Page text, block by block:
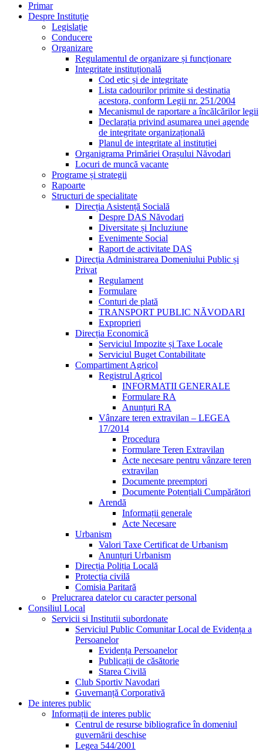
Primar
Despre Instituție
Legislație
Conducere
Organizare
Regulamentul de organizare și funcționare
Integritate instituțională
Cod etic și de integritate
Lista cadourilor primite si destinatia
acestora, conform Legii nr. 251/2004
Mecanismul de raportare a încălcărilor legii
Declarația privind asumarea unei agende
de integritate organizațională
Planul de integritate al instituției
Organigrama Primăriei Orașului Năvodari
Locuri de muncă vacante
Programe și strategii
Rapoarte
Structuri de specialitate
Direcția Asistență Socială
Despre DAS Năvodari
Diversitate și Incluziune
Evenimente Social
Raport de activitate DAS
Direcția Administrarea Domeniului Public și
Privat
Regulament
Formulare
Conturi de plată
TRANSPORT PUBLIC NĂVODARI
Exproprieri
Direcția Economică
Serviciul Impozite și Taxe Locale
Serviciul Buget Contabilitate
Compartiment Agricol
Registrul Agricol
INFORMATII GENERALE
Formulare RA
Anunțuri RA
Vânzare teren extravilan – LEGEA
17/2014
Procedura
Formulare Teren Extravilan
Acte necesare pentru vânzare teren
extravilan
Documente preemptori
Documente Potențiali Cumpărători
Arendă
Informații generale
Acte Necesare
Urbanism
Valori Taxe Certificat de Urbanism
Anunțuri Urbanism
Direcția Poliția Locală
Protecția civilă
Comisia Paritară
Prelucrarea datelor cu caracter personal
Consiliul Local
Servicii si Institutii subordonate
Serviciul Public Comunitar Local de Evidența a
Persoanelor
Evidența Persoanelor
Publicații de căsătorie
Starea Civilă
Club Sportiv Navodari
Guvernanță Corporativă
De interes public
Informații de interes public
Centrul de resurse bibliografice în domeniul
guvernării deschise
Legea 544/2001